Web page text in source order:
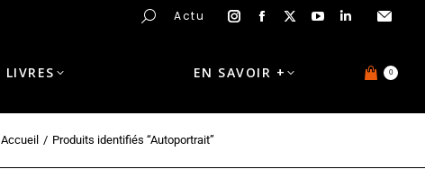
Actu
LIVRES EN SAVOIR + 0
Accueil Produits identifiés “Autoportrait”